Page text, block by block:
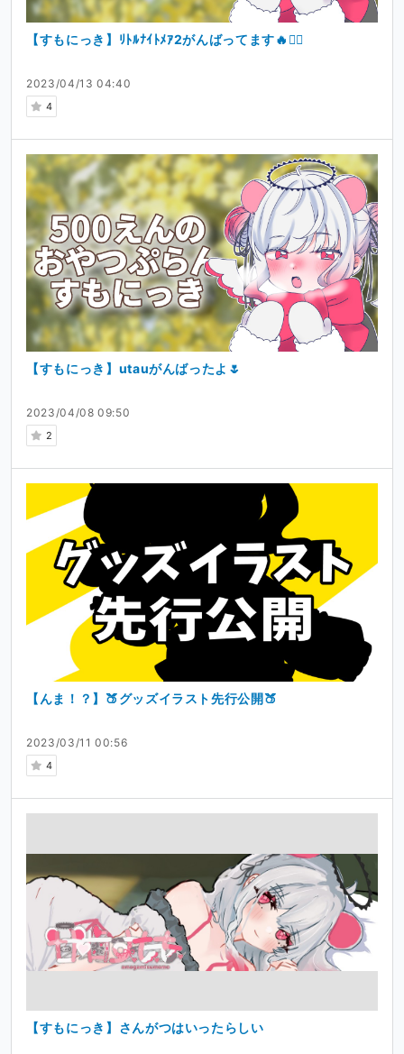
2023/04/13 04:40
4
【すもにっき】ﾘﾄﾙﾅｲﾄﾒｱ2がんばってます🔥❤️‍🔥
2023/04/08 09:50
2
【すもにっき】utauがんばったよ🌷
2023/03/11 00:56
4
【んま！？】🍑グッズイラスト先行公開🍑
【すもにっき】さんがつはいったらしい